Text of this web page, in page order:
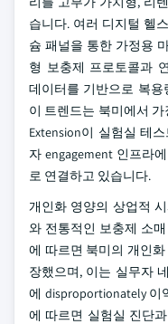
습니다. 여러 디지털 헬
슘 패널을 통한 가정용
형 보충제 프로토콜과
데이터를 기반으로 복
이 트렌드는 북미에서
Extension이 실험실 테
자 engagement 인프라
로 연결하고 있습니다.
개인화 영양의 상업적
와 전통적인 보충제 소
에 따르면 북미의 개인
장했으며, 이는 실무자
에 disproportionately 이
에 따르면 실험실 진단